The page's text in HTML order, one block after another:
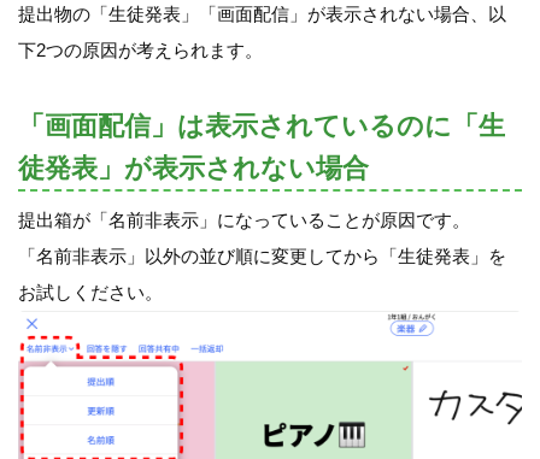
提出物の「生徒発表」「画面配信」が表示されない場合、以
下2つの原因が考えられます。
「画面配信」は表示されているのに「生
徒発表」が表示されない場合
提出箱が「名前非表示」になっていることが原因です。
「名前非表示」以外の並び順に変更してから「生徒発表」を
お試しください。